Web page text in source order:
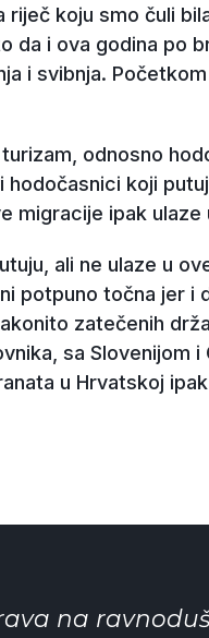
koju smo čuli
da i ova godina po
i svibnja.
odnosno
koji
migracije ipak
ali ne ulaze u
potpuno točna jer i
zatečenih
sa Slovenijom i
u Hrvatskoj
na